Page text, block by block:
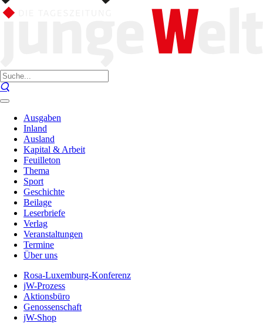
Ausgaben
Inland
Ausland
Kapital & Arbeit
Feuilleton
Thema
Sport
Geschichte
Beilage
Leserbriefe
Verlag
Veranstaltungen
Termine
Über uns
Rosa-Luxemburg-Konferenz
jW-Prozess
Aktionsbüro
Genossenschaft
jW-Shop